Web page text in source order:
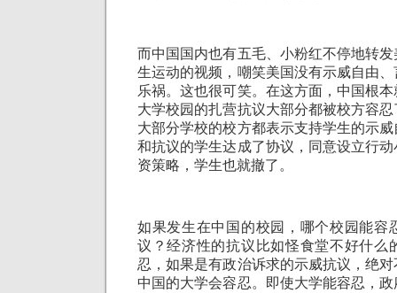
而中国国内也有五毛、小粉红不停地转
生运动的视频，嘲笑美国没有示威自由
乐祸。这也很可笑。在这方面，中国根
大学校园的扎营抗议大部分都被校方容
大部分学校的校方都表示支持学生的示
和抗议的学生达成了协议，同意设立行
资策略，学生也就撤了。
如果发生在中国的校园，哪个校园能容
议？经济性的抗议比如怪食堂不好什么
忍，如果是有政治诉求的示威抗议，绝
中国的大学会容忍。即使大学能容忍，